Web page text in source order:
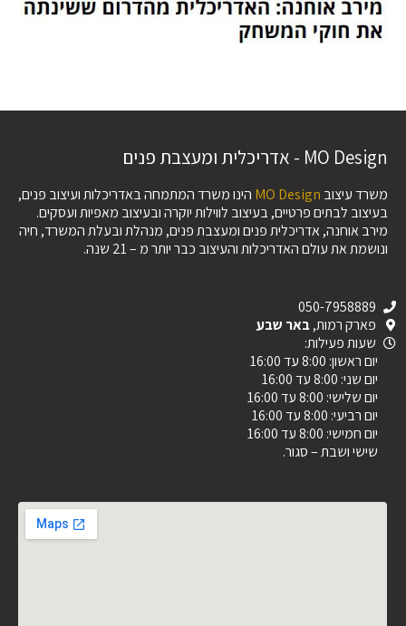
MO Design - אדריכלית ומעצבת פנים
משרד עיצוב MO Design הינו משרד המתמחה באדריכלות ועיצוב פנים,
בעיצוב לבתים פרטיים, בעיצוב לווילות יוקרה ובעיצוב מאפיות ועסקים.
מירב אוחנה, אדריכלית פנים ומעצבת פנים, מנהלת ובעלת המשרד, חיה
ונושמת את עולם האדריכלות והעיצוב כבר יותר מ – 21 שנה.
050-7958889
פארק רמות,באר שבע
שעות פעילות:
יום ראשון: 8:00 עד 16:00
יום שני: 8:00 עד 16:00
יום שלישי: 8:00 עד 16:00
יום רביעי: 8:00 עד 16:00
יום חמישי: 8:00 עד 16:00
שישי ושבת – סגור.